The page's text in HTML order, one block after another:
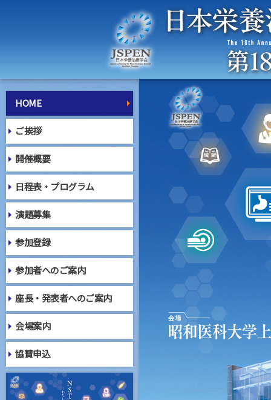
HOME
ご挨拶
開催概要
日程表・プログラム
演題募集
参加登録
参加者へのご案内
座長・発表者へのご案内
会場案内
協賛申込